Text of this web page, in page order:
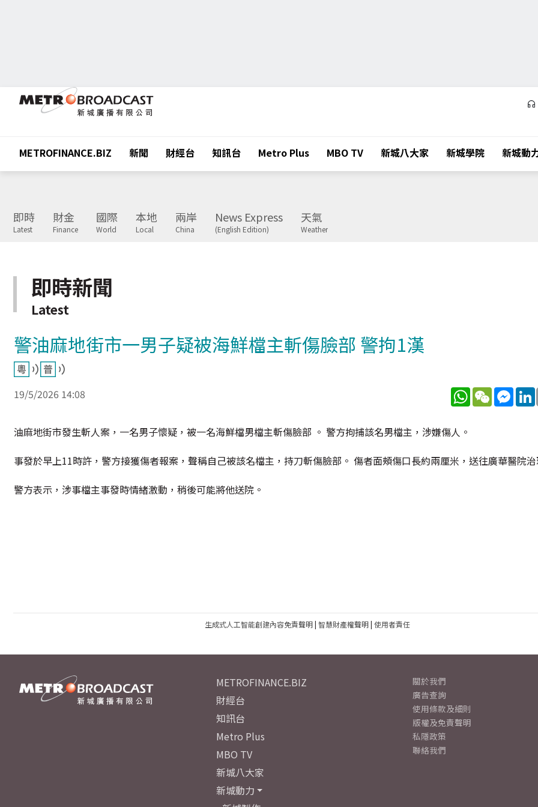
METROFINANCE.BIZ 新聞 財經台 知訊台 Metro Plus MBO TV 新城八大家 新城學院 新城動
即時
Latest
財金
Finance
國際
World
本地
Local
兩岸
China
News Express
(English Edition)
天氣
Weather
即時新聞
Latest
警油麻地街市一男子疑被海鮮檔主斬傷臉部 警拘1漢
19/5/2026 14:08 WhatsApp
WeChat
油麻地街市發生斬人案，一名男子懷疑，被一名海鮮檔男檔主斬傷臉部 。 警方拘捕該名男檔主，涉嫌傷人。
事發於早上11時許，警方接獲傷者報案，聲稱自己被該名檔主，持刀斬傷臉部。 傷者面頰傷口長約兩厘米，送往廣華醫院治
警方表示，涉事檔主事發時情緒激動，稍後可能將他送院。
生成式人工智能創建內容免責聲明| 智慧財產權聲明| 使用者責任
METROFINANCE.BIZ
財經台
知訊台
Metro Plus
MBO TV
新城八大家
新城動力
關於我們
廣告查詢
使用條款及細則
版權及免責聲明
私隱政策
聯絡我們